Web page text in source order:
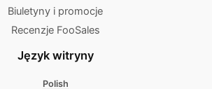
Biuletyny i promocje
Recenzje FooSales
Język witryny
Polish